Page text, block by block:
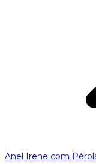
Anel Irene com